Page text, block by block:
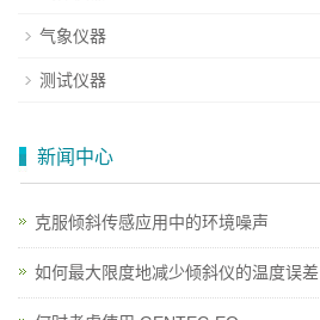
气象仪器
测试仪器
新闻中心
克服倾斜传感应用中的环境噪声
如何最大限度地减少倾斜仪的温度误差